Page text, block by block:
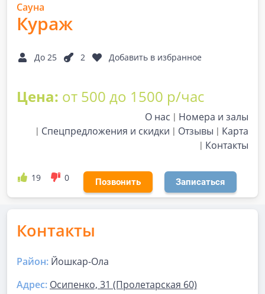
Сауна
Кураж
До 25 2 Добавить в избранное
Цена: от 500 до 1500 р/час
О нас
Номера и залы
Спецпредложения и скидки
Отзывы
Карта
Контакты
19 0 Позвонить Записаться
Контакты
Район: Йошкар-Ола
Адрес: Осипенко, 31 (Пролетарская 60)